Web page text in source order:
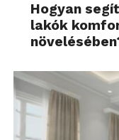
Hogyan
lakók